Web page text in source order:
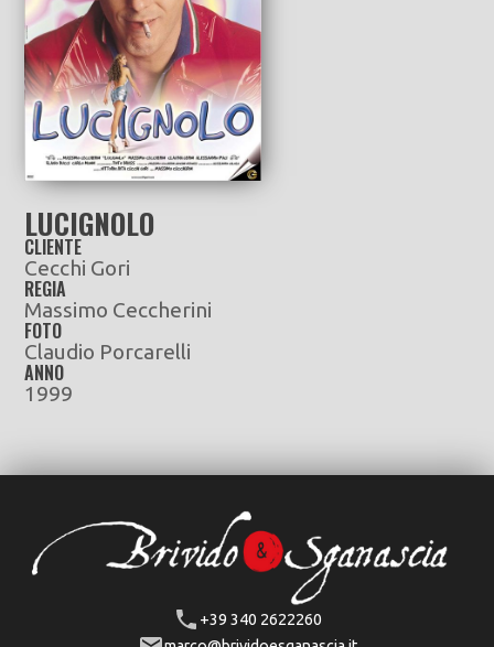
LUCIGNOLO
CLIENTE
Cecchi Gori
REGIA
Massimo Ceccherini
FOTO
Claudio Porcarelli
ANNO
1999
+39 340 2622260